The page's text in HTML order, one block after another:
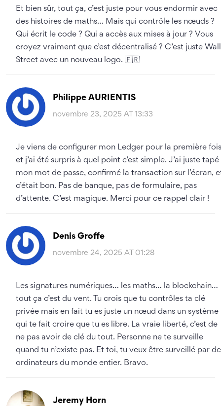
Et bien sûr, tout ça, c’est juste pour vous endormir avec
des histoires de maths… Mais qui contrôle les nœuds ?
Qui écrit le code ? Qui a accès aux mises à jour ? Vous
croyez vraiment que c’est décentralisé ? C’est juste Wall
Street avec un nouveau logo. 🇫🇷
Philippe AURIENTIS
novembre 23, 2025 AT 13:33
Je viens de configurer mon Ledger pour la première
et j’ai été surpris à quel point c’est simple. J’ai juste tapé
mon mot de passe, confirmé la transaction sur l’écran,
c’était bon. Pas de banque, pas de formulaire, pas
d’attente. C’est magique. Merci pour ce rappel clair !
Denis Groffe
novembre 24, 2025 AT 01:28
Les signatures numériques… les maths… la blockchain…
tout ça c’est du vent. Tu crois que tu contrôles ta clé
privée mais en fait tu es juste un nœud dans un système
qui te fait croire que tu es libre. La vraie liberté, c’est de
ne pas avoir de clé du tout. Personne ne te surveille
quand tu n’existe pas. Et toi, tu veux être surveillé par
ordinateurs du monde entier. Bravo.
Jeremy Horn